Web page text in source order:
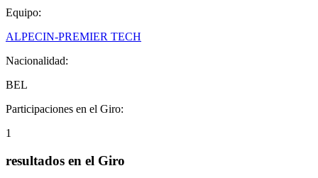
Equipo:
ALPECIN-PREMIER TECH
Nacionalidad:
BEL
Participaciones en el Giro:
1
resultados en el Giro